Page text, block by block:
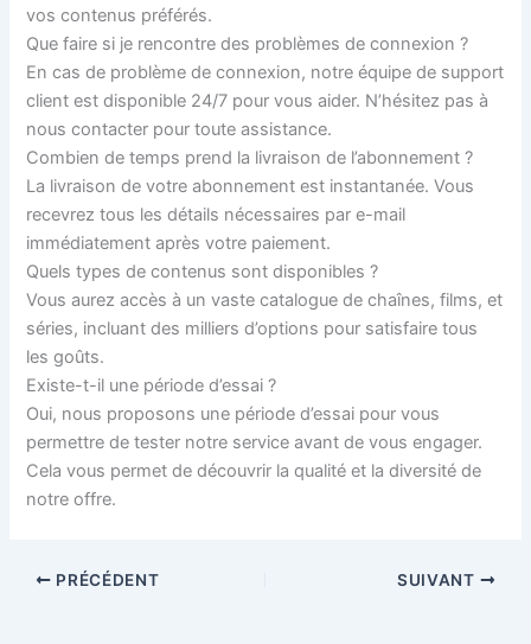
vos contenus préférés.
Que faire si je rencontre des problèmes de connexion ?
En cas de problème de connexion, notre équipe de support
client est disponible 24/7 pour vous aider. N’hésitez pas à
nous contacter pour toute assistance.
Combien de temps prend la livraison de l’abonnement ?
La livraison de votre abonnement est instantanée. Vous
recevrez tous les détails nécessaires par e-mail
immédiatement après votre paiement.
Quels types de contenus sont disponibles ?
Vous aurez accès à un vaste catalogue de chaînes, films, et
séries, incluant des milliers d’options pour satisfaire tous
les goûts.
Existe-t-il une période d’essai ?
Oui, nous proposons une période d’essai pour vous
permettre de tester notre service avant de vous engager.
Cela vous permet de découvrir la qualité et la diversité de
notre offre.
PRÉCÉDENT SUIVANT